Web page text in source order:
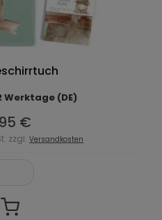
Werktage (DE)
€
zzgl. Versandkosten